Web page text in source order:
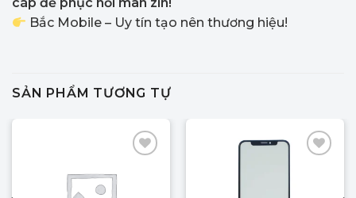
Bắc Mobile – Uy tín tạo nên thương hiệu!
SẢN PHẨM TƯƠNG TỰ